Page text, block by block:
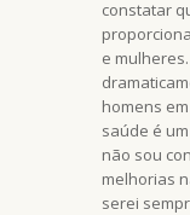
constatar
e
homens
saúde é
não sou
melhorias
serei